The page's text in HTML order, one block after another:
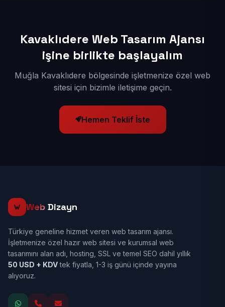
Kavaklıdere Web Tasarım Ajansı
işine birlikte başlayalım
Muğla Kavaklıdere bölgesinde işletmenize özel web
sitesi için bizimle iletişime geçin.
Hemen Teklif İste
Web Dizayn
Türkiye geneline hizmet veren web tasarım ajansı.
İşletmenize özel hazır web sitesi ve kurumsal web
tasarımını alan adı, hosting, SSL ve temel SEO dahil yıllık
50 USD + KDVtek fiyatla, 1-3 iş günü içinde yayına
alıyoruz.